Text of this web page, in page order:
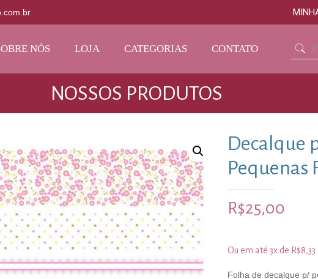
NÓS LOJA CATEGORIAS CONTATO
NOSSOS PRODUTOS
Decalque
Pequenas
R$25,00
Ou em até 3x de R$8,33
Folha de decalque p/